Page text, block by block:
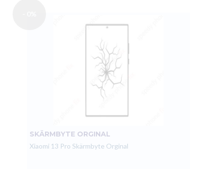
SKÄRMBYTE ORGINAL
Xiaomi 13 Pro Skärmbyte Orginal